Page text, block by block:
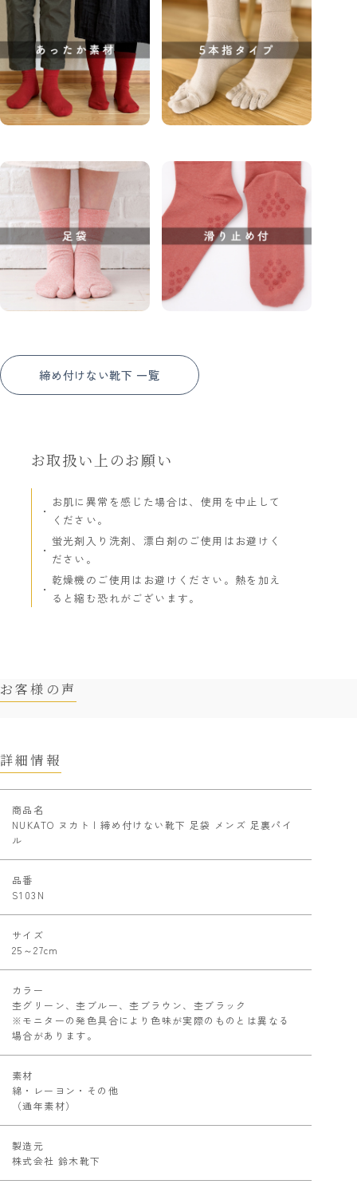
締め付けない靴下 一覧
お取扱い上のお願い
お肌に異常を感じた場合は、使用を中止して
ください。
蛍光剤入り洗剤、漂白剤のご使用はお避けく
ださい。
乾燥機のご使用はお避けください。熱を加え
ると縮む恐れがございます。
お客様の声
詳細情報
商品名
NUKATO ヌカト | 締め付けない靴下 足袋 メンズ 足裏パイ
ル
品番
S103N
サイズ
25～27cm
カラー
杢グリーン、杢ブルー、杢ブラウン、杢ブラック
※モニターの発色具合により色味が実際のものとは異なる
場合があります。
素材
綿・レーヨン・その他
（通年素材）
製造元
株式会社 鈴木靴下